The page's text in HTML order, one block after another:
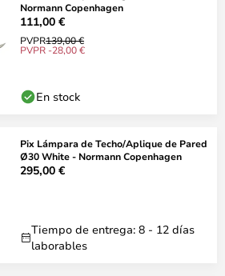
Normann Copenhagen
111,00 €
PVPR139,00 €
PVPR -28,00 €
En stock
Pix Lámpara de Techo/Aplique de Pared
Ø30 White - Normann Copenhagen
295,00 €
Tiempo de entrega: 8 - 12 días
laborables